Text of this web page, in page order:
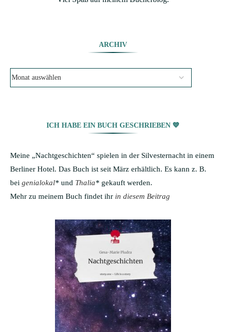
ARCHIV
ICH HABE EIN BUCH GESCHRIEBEN 💙
Meine „Nachtgeschichten“ spielen in der Silvesternacht in einem
Berliner Hotel. Das Buch ist seit März erhältlich. Es kann z. B.
bei genialokal* und Thalia* gekauft werden.
Mehr zu meinem Buch findet ihr in diesem Beitrag